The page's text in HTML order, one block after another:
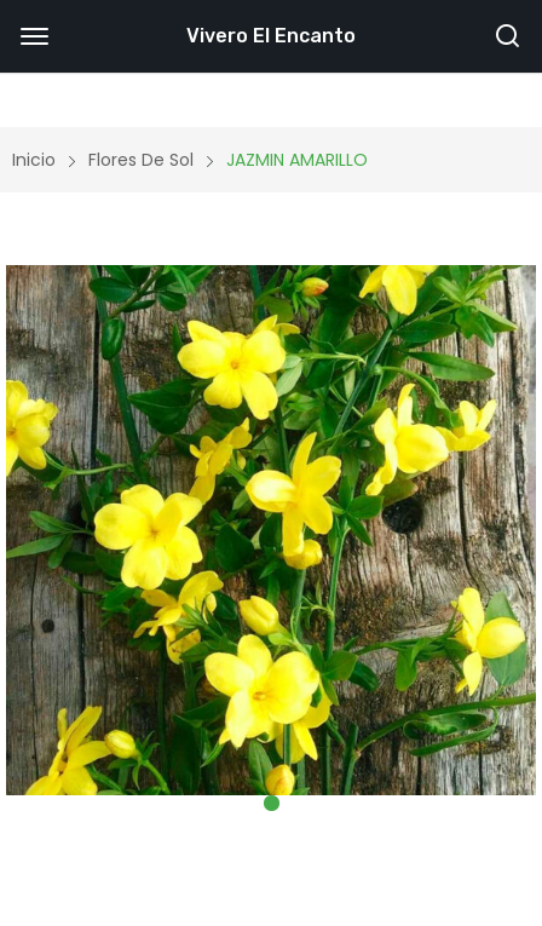
Inicio Flores De Sol JAZMIN AMARILLO
Vivero El Encanto